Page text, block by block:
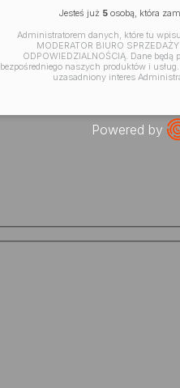
Jesteś już 5osobą, która
Administratorem danych, które tu
MODERATOR BIURO
ODPOWIEDZIALNOŚCIĄ. Dane
bezpośredniego naszych produktów i
uzasadniony interes
Powered by